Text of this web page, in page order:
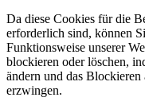
Da diese Cookies für die
erforderlich sind, können
Funktionsweise unserer
blockieren oder löschen,
ändern und das
erzwingen.